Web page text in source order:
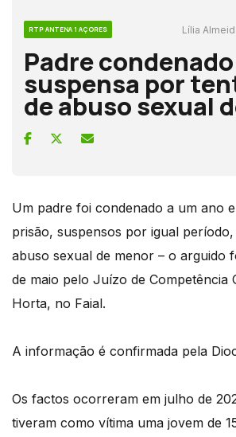
RTP ANTENA 1 AÇORES Lília
Padre
suspensa por
de abuso sexual
Um padre foi condenado a um ano
prisão, suspensos por igual
abuso sexual de menor – o arguido
de maio pelo Juízo de Competência
Horta, no Faial.
A informação é confirmada pela
Os factos ocorreram em julho de
tiveram como vítima uma jovem de